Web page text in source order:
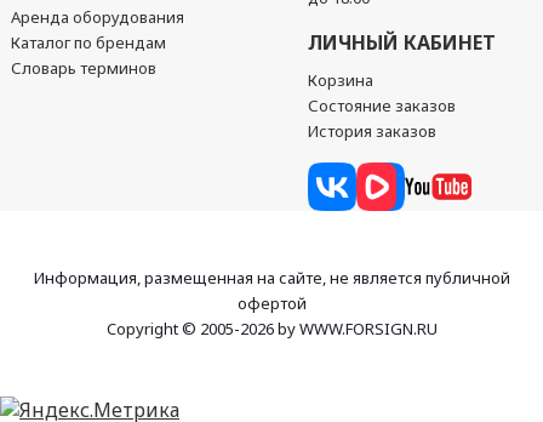
Аренда оборудования
Каталог по брендам
Словарь терминов
ЛИЧНЫЙ КАБИНЕТ
Корзина
Состояние заказов
История заказов
Информация, размещенная на сайте, не является публичной
офертой
Copyright © 2005-2026 by WWW.FORSIGN.RU